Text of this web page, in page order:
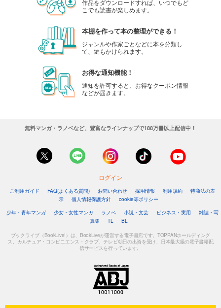
作品をダウンロードすれば、いつでもど
こでも読書が楽しめます。
本棚を作って本の整理ができる！
ジャンルや作家ごとなどに本を分類し
て、鍵もかけられます。
お得な通知機能！
通知を許可すると、お得なクーポン情報
などが届きます。
無料マンガ・ラノベなど、豊富なラインナップで188万冊以上配信中！
ログイン
ご利用ガイド FAQ(よくある質問) お問い合わせ 採用情報 利用規約
特商法の表
示
個人情報保護方針
cookie等ポリシー
少年・青年マンガ
少女・女性マンガ ラノベ 小説・文芸 ビジネス・実用
雑誌・写
真集
TL BL
ブックライブ（BookLive!）は、BookLiveが運営する電子書店です。TOPPANホールディング
ス、カルチュア・コンビニエンス・クラブ、テレビ朝日の出資を受け、日本最大級の電子書籍配
信サービスを行っています。